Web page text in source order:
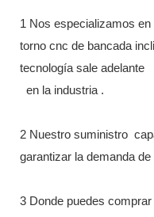
1 Nos especializamos
torno cnc de bancada
tecnología sale adelante
en la industria .
2 Nuestro suministro
garantizar la demanda
3 Donde puedes